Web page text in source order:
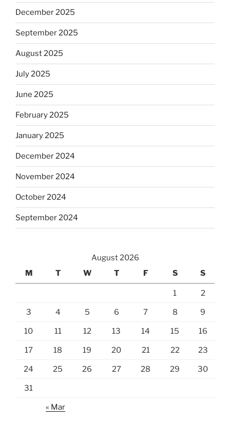
December 2025
September 2025
August 2025
July 2025
June 2025
February 2025
January 2025
December 2024
November 2024
October 2024
September 2024
August 2026
M
T W T F S S
1 2
3 4 5 6 7 8 9
10 11 12 13 14 15 16
17 18 19 20 21 22 23
24 25 26 27 28 29 30
31
« Mar